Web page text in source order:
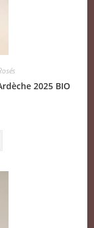
2025 BIO